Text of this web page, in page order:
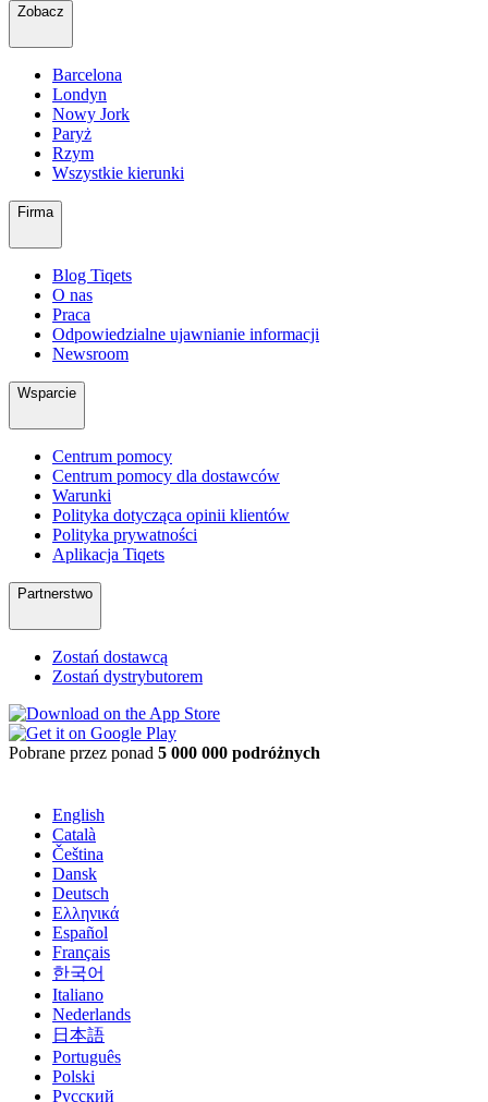
Zobacz
Barcelona
Londyn
Nowy Jork
Paryż
Rzym
Wszystkie kierunki
Firma
Blog Tiqets
O nas
Praca
Odpowiedzialne ujawnianie informacji
Newsroom
Wsparcie
Centrum pomocy
Centrum pomocy dla dostawców
Warunki
Polityka dotycząca opinii klientów
Polityka prywatności
Aplikacja Tiqets
Partnerstwo
Zostań dostawcą
Zostań dystrybutorem
Pobrane przez ponad 5 000 000 podróżnych
English
Català
Čeština
Dansk
Deutsch
Ελληνικά
Español
Français
한국어
Italiano
Nederlands
日本語
Português
Polski
Русский